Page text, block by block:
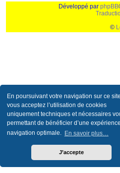
En poursuivant votre navigation sur ce
vous acceptez l’utilisation de cookies
uniquement techniques et nécessaires
permettant de bénéficier d’une
navigation optimale. En savoir plus…
J’accepte
Développé par phpBB
©